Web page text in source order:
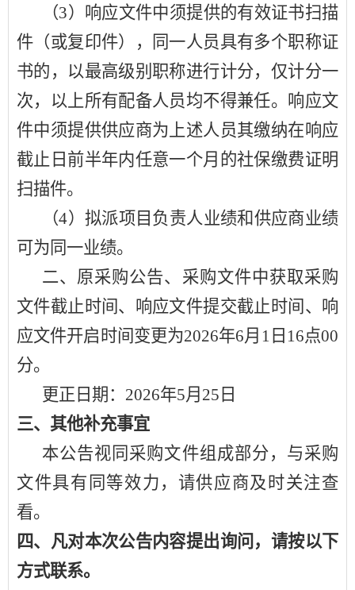
（3）响应文件中须提供的有效证书扫描
件（或复印件），同一人员具有多个职称证
书的，以最高级别职称进行计分，仅计分一
次，以上所有配备人员均不得兼任。响应文
件中须提供供应商为上述人员其缴纳在响应
截止日前半年内任意一个月的社保缴费证明
扫描件。
（4）拟派项目负责人业绩和供应商业绩
可为同一业绩。
二、原采购公告、采购文件中获取采购
文件截止时间、响应文件提交截止时间、响
应文件开启时间变更为2026年6月 1 日 16点00
分。
更正日期： 2026年5月 25 日
三、其他补充事宜
本公告视同采购文件组成部分，与采购
文件具有同等效力，请供应商及时关注查
看。
四、凡对本次公告内容提出询问，请按以下
方式联系。